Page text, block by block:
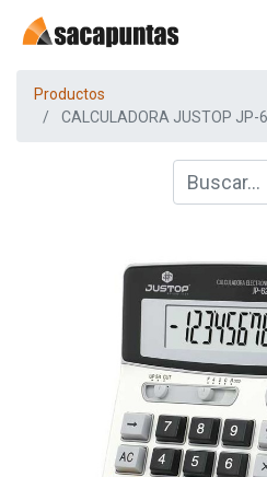
Productos
CALCULADORA JUSTOP